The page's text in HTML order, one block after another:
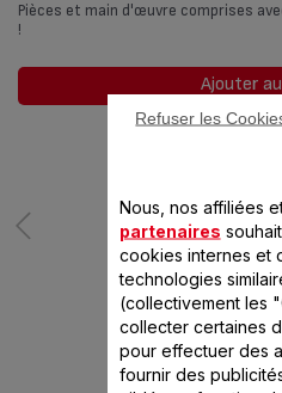
Pièces et main d'œuvre comprises
!
Ajouter
CONÇU
Nous, nos affiliées
partenaires
cookies internes et
technologies
(collectivement les
collecter certaines
pour effectuer des
fournir des
Refuser les